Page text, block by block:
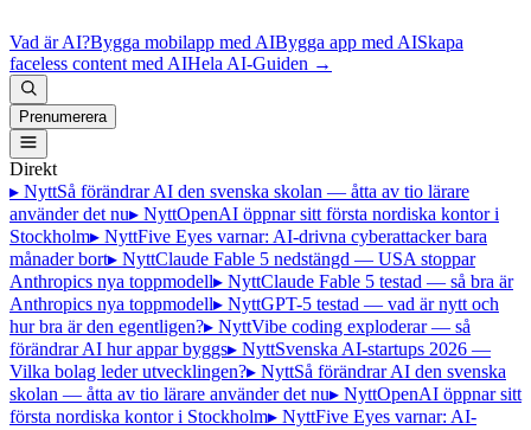
Vad är AI?Bygga mobilapp med AIBygga app med AISkapa
faceless content med AIHela AI-Guiden →
Prenumerera
Direkt
▸ NyttSå förändrar AI den svenska skolan — åtta av tio lärare
använder det nu▸ NyttOpenAI öppnar sitt första nordiska kontor i
Stockholm▸ NyttFive Eyes varnar: AI-drivna cyberattacker bara
månader bort▸ NyttClaude Fable 5 nedstängd — USA stoppar
Anthropics nya toppmodell▸ NyttClaude Fable 5 testad — så bra är
Anthropics nya toppmodell▸ NyttGPT-5 testad — vad är nytt och
hur bra är den egentligen?▸ NyttVibe coding exploderar — så
förändrar AI hur appar byggs▸ NyttSvenska AI-startups 2026 —
Vilka bolag leder utvecklingen?▸ NyttSå förändrar AI den svenska
skolan — åtta av tio lärare använder det nu▸ NyttOpenAI öppnar sitt
första nordiska kontor i Stockholm▸ NyttFive Eyes varnar: AI-